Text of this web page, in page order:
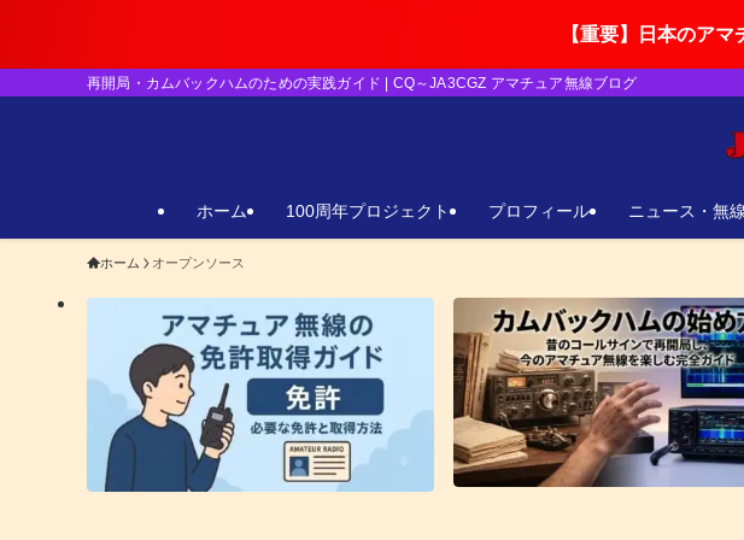
【重要】日本のアマチュア無線
再開局・カムバックハムのための実践ガイド | CQ～JA3CGZ アマチュア無線ブログ
ホーム 100周年プロジェクト プロフィール ニュース・無
ホーム オープンソース